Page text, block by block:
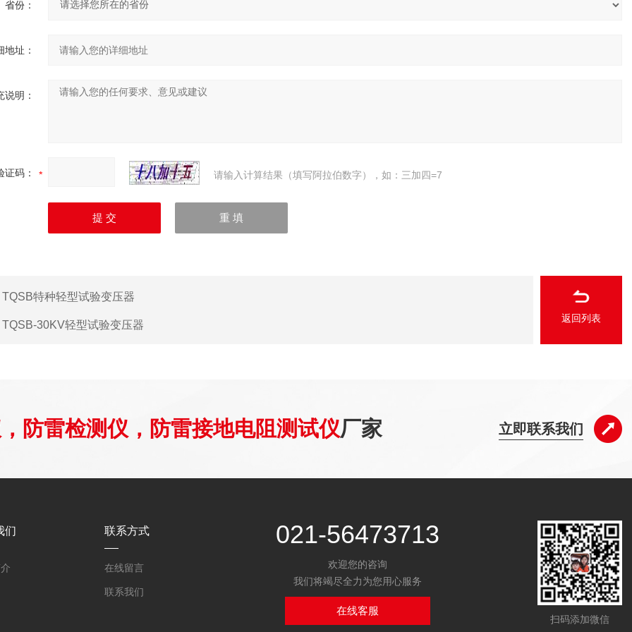
省份：
地址：
说明：
证码： 请输入计算结果（填写阿拉伯数字），如：三加四=7
TQSB特种轻型试验变压器
TQSB-30KV轻型试验变压器
返回列表
防雷检测仪，防雷接地电阻测试仪厂家 立即联系我们
们 联系方式
在线留言
联系我们
021-56473713
欢迎您的咨询
我们将竭尽全力为您用心服务
在线客服
扫码添加微信